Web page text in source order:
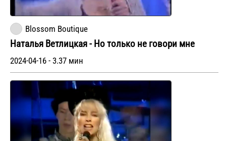
Blossom Boutique
Наталья Ветлицкая - Но только не говори мне
2024-04-16 - 3.37 мин